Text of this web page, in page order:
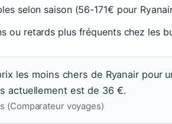
selon saison (56-171€ pour
ou retards plus fréquents chez les
les moins chers de Ryanair pour
actuellement est de 36 €.
(Comparateur voyages)